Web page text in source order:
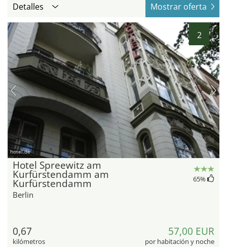
Detalles Mostrar oferta
2
hotel.de
Hotel Spreewitz am
Kurfürstendamm am
Kurfürstendamm
Berlin
65%
0,67
kilómetros
57,00 EUR
por habitación y noche